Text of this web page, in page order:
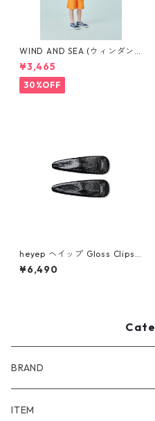
WIND AND SEA (ウィンダン
シー)SMOOTHY x WDS Child
S/S tee(WHITE)WDS-C-SMT
-25-Q4-02
¥3,465
30%OFF
heyep ヘイップ Gloss Clips
– 2 Piece Set hp08326
¥6,490
BRAND
WIND AND SEA
ITEM